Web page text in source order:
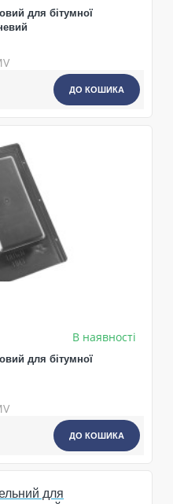
для бітумної
ДО КОШИКА
В наявності
для бітумної
ДО КОШИКА